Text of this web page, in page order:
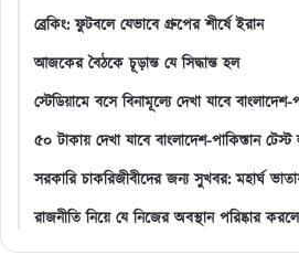
ব্রেকিং: ফুটবলে যেভাবে গ্রুপের শীর্ষে ইরান
আজকের বৈঠকে চূড়ান্ত যে সিদ্ধান্ত হল
স্টেডিয়ামে বসে বিনামূল্যে দেখা যাবে বাংলাদেশ-
৫০ টাকায় দেখা যাবে বাংলাদেশ-পাকিস্তান
সরকারি চাকরিজীবীদের জন্য সুখবর: মহার্ঘ
রাজনীতি নিয়ে যে নিজের অবস্থান পরিষ্কার